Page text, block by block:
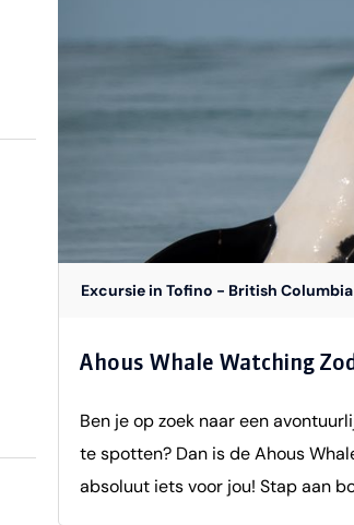
Excursie in Tofino - British Columbia
Ahous Whale Watching
Ben je op zoek naar een
te spotten? Dan is de Ahous
absoluut iets voor jou! Stap aan